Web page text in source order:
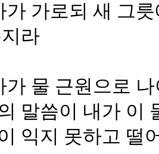
가 가로되 새 그
라
가 물 근원으로
말씀이 내가 이
익지 못하고 떨